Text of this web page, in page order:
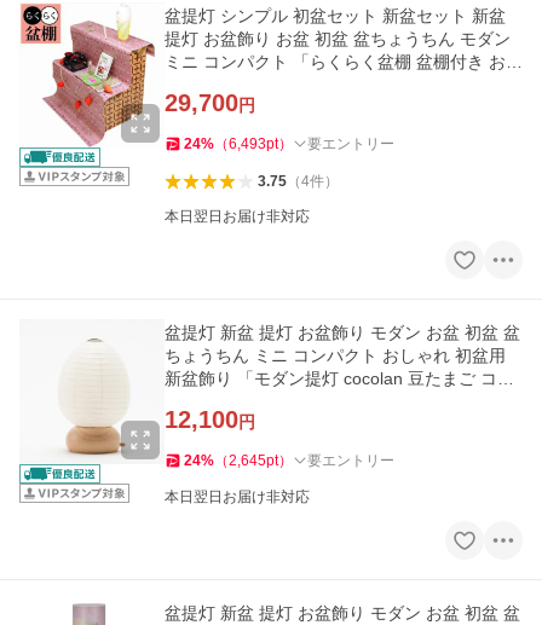
盆提灯 シンプル 初盆セット 新盆セット 新盆
提灯 お盆飾り お盆 初盆 盆ちょうちん モダン
ミニ コンパクト 「らくらく盆棚 盆棚付き お盆
29,700円
24% （6,493pt） 要エントリー
3.75（4件）
本日翌日お届け非対応
盆提灯 新盆 提灯 お盆飾り モダン お盆 初盆 盆
ちょうちん ミニ コンパクト おしゃれ 初盆用
新盆飾り 「モダン提灯 cocolan 豆たまご コー
12,100円
24% （2,645pt） 要エントリー
本日翌日お届け非対応
盆提灯 新盆 提灯 お盆飾り モダン お盆 初盆 盆